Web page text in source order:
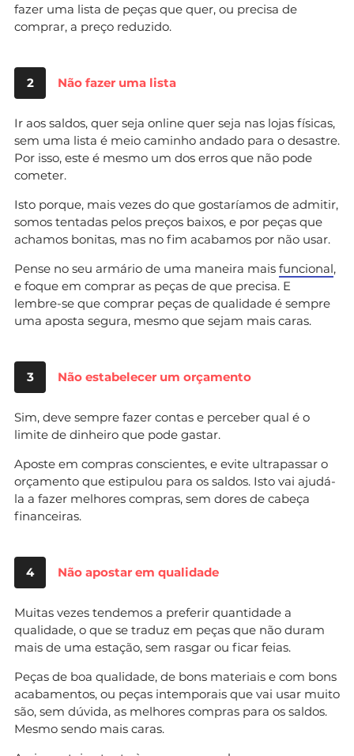
fazer uma lista de peças que quer, ou precisa de
comprar, a preço reduzido.
2 Não fazer uma lista
Ir aos saldos, quer seja online quer seja nas lojas físicas,
sem uma lista é meio caminho andado para o desastre.
Por isso, este é mesmo um dos erros que não pode
cometer.
Isto porque, mais vezes do que gostaríamos de admitir,
somos tentadas pelos preços baixos, e por peças que
achamos bonitas, mas no fim acabamos por não usar.
Pense no seu armário de uma maneira mais funcional,
e foque em comprar as peças de que precisa. E
lembre-se que comprar peças de qualidade é sempre
uma aposta segura, mesmo que sejam mais caras.
3 Não estabelecer um orçamento
Sim, deve sempre fazer contas e perceber qual é o
limite de dinheiro que pode gastar.
Aposte em compras conscientes, e evite ultrapassar o
orçamento que estipulou para os saldos. Isto vai ajudá-
la a fazer melhores compras, sem dores de cabeça
financeiras.
4 Não apostar em qualidade
Muitas vezes tendemos a preferir quantidade a
qualidade, o que se traduz em peças que não duram
mais de uma estação, sem rasgar ou ficar feias.
Peças de boa qualidade, de bons materiais e com bons
acabamentos, ou peças intemporais que vai usar muito
são, sem dúvida, as melhores compras para os saldos.
Mesmo sendo mais caras.